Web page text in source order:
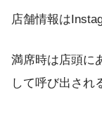
店舗情報は
満席時は店頭に
して呼び出され